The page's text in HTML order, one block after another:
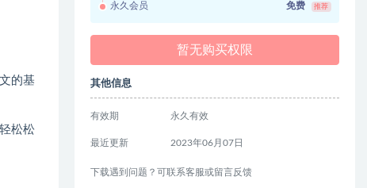
的基
松松
永久会员 免费 推荐
暂无购买权限
其他信息
有效期 永久有效
最近更新 2023年06月07日
下载遇到问题？可联系客服或留言反馈